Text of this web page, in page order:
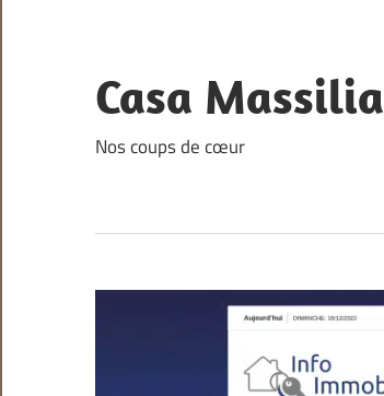
content
Casa Massilia
Nos coups de cœur